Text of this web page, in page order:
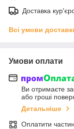
Доставка
Всі умови
Умови оплати
Ви отримаєте
або гроші
Детальніше
Оплатити